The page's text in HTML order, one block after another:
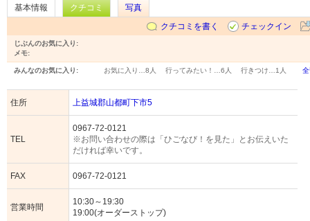
基本情報 クチコミ
写真
クチコミを書く
チェックイン
じぶんのお気に入り:
メモ:
みんなのお気に入り: お気に入り… 8人 行ってみたい！… 6人 行きつけ… 1人
住所 上益城郡山都町下市5
TEL
0967-72-0121
※お問い合わせの際は「ひごなび！を見た」とお伝えいた
だければ幸いです。
FAX 0967-72-0121
営業時間
10:30～19:30
19:00(オーダーストップ)